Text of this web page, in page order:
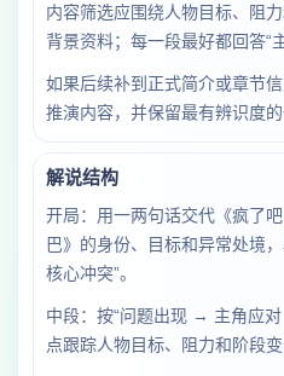
内容筛选应围绕人物目标、阻
背景资料；每一段最好都回答“
如果后续补到正式简介或章节
推演内容，并保留最有辨识度的
解说结构
开局：用一两句话交代《疯了
巴》的身份、目标和异常处境
核心冲突”。
中段：按“问题出现 → 主角应
点跟踪人物目标、阻力和阶段变